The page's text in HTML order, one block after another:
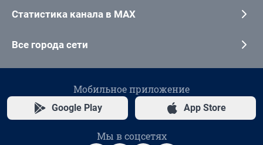
Статистика канала в MAX
Все города сети
Мобильное приложение
Google Play App Store
Мы в соцсетях